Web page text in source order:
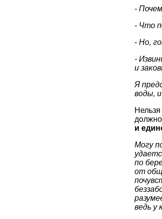
-
- Что
- Но,
-
и
Я
воды,
и
Могу
по
от
ведь у